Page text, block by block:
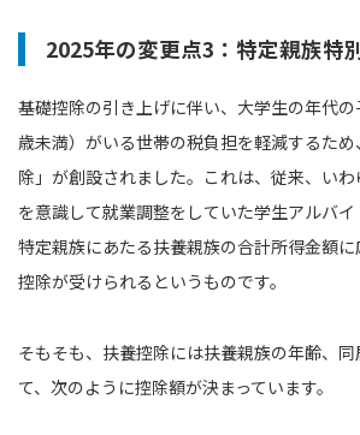
2025年の変更点3：特定親族特
基礎控除の引き上げに伴い、大学生の年代
歳未満）がいる世帯の税負担を軽減するた
除」が創設されました。これは、従来、いわ
を意識して就業調整をしていた学生アルバイ
特定親族にあたる扶養親族の合計所得金額
控除が受けられるというものです。
そもそも、扶養控除には扶養親族の年齢、
て、次のように控除額が決まっています。